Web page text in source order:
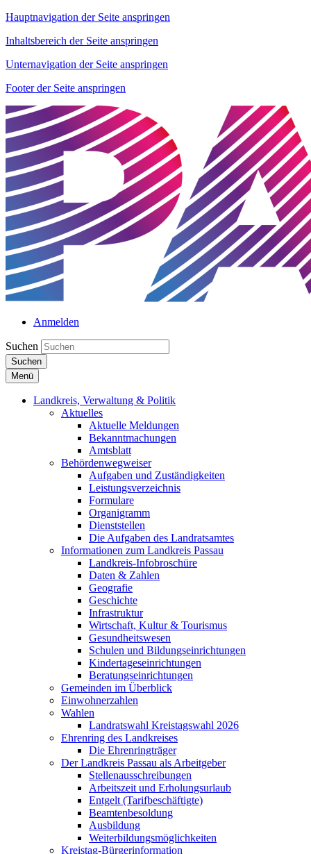
Hauptnavigation der Seite anspringen
Inhaltsbereich der Seite anspringen
Unternavigation der Seite anspringen
Footer der Seite anspringen
Anmelden
Suchen
Suchen
Menü
Landkreis, Verwaltung & Politik
Aktuelles
Aktuelle Meldungen
Bekanntmachungen
Amtsblatt
Behördenwegweiser
Aufgaben und Zuständigkeiten
Leistungsverzeichnis
Formulare
Organigramm
Dienststellen
Die Aufgaben des Landratsamtes
Informationen zum Landkreis Passau
Landkreis-Infobroschüre
Daten & Zahlen
Geografie
Geschichte
Infrastruktur
Wirtschaft, Kultur & Tourismus
Gesundheitswesen
Schulen und Bildungseinrichtungen
Kindertageseinrichtungen
Beratungseinrichtungen
Gemeinden im Überblick
Einwohnerzahlen
Wahlen
Landratswahl Kreistagswahl 2026
Ehrenring des Landkreises
Die Ehrenringträger
Der Landkreis Passau als Arbeitgeber
Stellenausschreibungen
Arbeitszeit und Erholungsurlaub
Entgelt (Tarifbeschäftigte)
Beamtenbesoldung
Ausbildung
Weiterbildungsmöglichkeiten
Kreistag-Bürgerinformation